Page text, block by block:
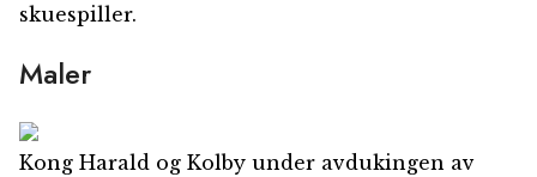
skuespiller.
Maler
Kong Harald og Kolby under avdukingen av